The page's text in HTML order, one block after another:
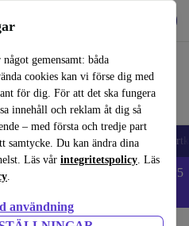
gemensamt: båda
cookies kan vi förse dig med
för dig. För att det ska fungera
innehåll och reklam åt dig så
– med första och tredje part
samtycke. Du kan ändra dina
Läs vår integritetspolicy. Läs
.
användning
Bärbara datorer Surfplattor
och laptops - Code: LAPTOP5